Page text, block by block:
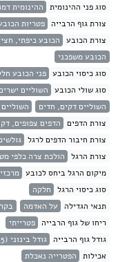
סוג פני ההינומית ההינומית
צורת גוף הרבייה פטריות הכובע
צורת הכובע הכובע כיפתי, חצי
הכובע משפכני
סוג כיסוי הכובע פני הכובע
סוג שולי הכובע השוליים ישרים,
השוליים דקים, חדים
השוליים
צורת הדפים הדפים צפופים, דקים
צורת חיבור הדפים לרגל גולשים
צורת הרגל הולכת צרה כלפי מטה
מיקום הרגל ביחס לכובע מרכזית
סוג כיסוי הרגל חלקה
תנאי הגדילה על האדמה
ריחו של גוף הרבייה פטרייתי
גודל גוף הרבייה גודל בינוני (5-15 ס"מ)
אכילות הפטרייה נאכלת